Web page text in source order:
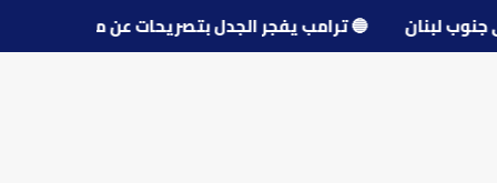
قرى جنوب لبنان 🔵ترامب يفجر الجدل بتصريحات عن